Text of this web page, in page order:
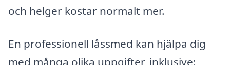
och helger kostar normalt mer.
En professionell låssmed kan hjälpa dig
med många olika uppgifter, inklusive: